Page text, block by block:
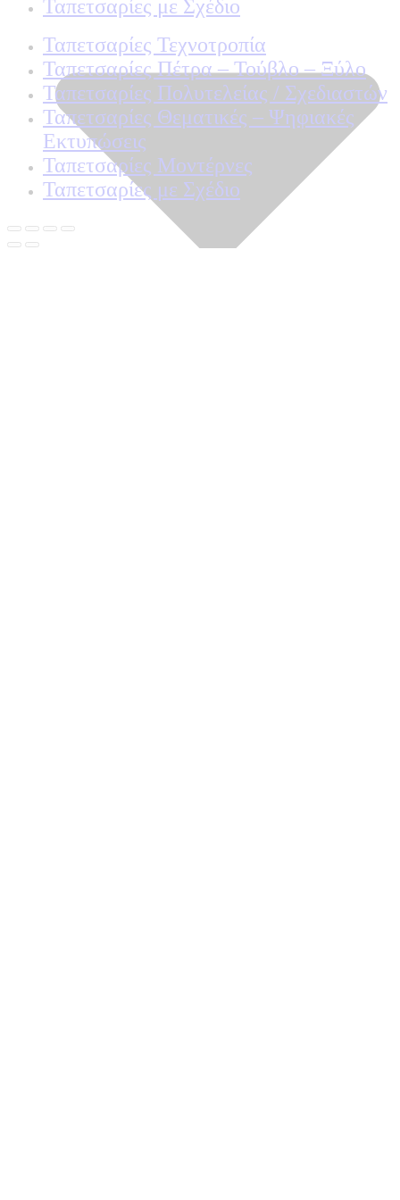
Ταπετσαρίες με Σχέδιο
Ταπετσαρίες Τεχνοτροπία
Ταπετσαρίες Πέτρα – Τούβλο – Ξύλο
Ταπετσαρίες Πολυτελείας / Σχεδιαστών
Ταπετσαρίες Θεματικές – Ψηφιακές
Εκτυπώσεις
Ταπετσαρίες Μοντέρνες
Ταπετσαρίες με Σχέδιο